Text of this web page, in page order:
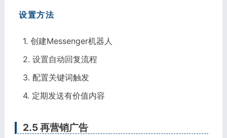
设置方法
1. 创建Messenger机器人
2. 设置自动回复流程
3. 配置关键词触发
4. 定期发送有价值内容
2.5 再营销广告